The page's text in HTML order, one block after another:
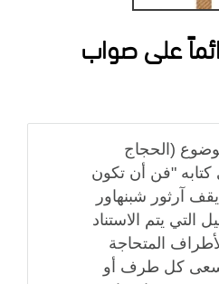
على صواب
(الحجاج
كتابه "فن أن تكون
آرثور شبنهاور
التي يتم الاستناد
المتحاجة
كل طرف أو